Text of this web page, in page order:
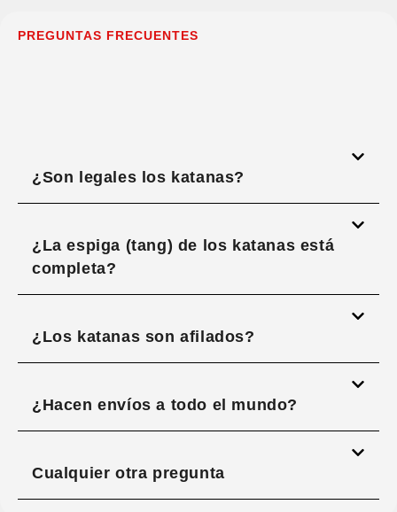
PREGUNTAS FRECUENTES
¿Son legales los katanas?
¿La espiga (tang) de los katanas está
completa?
¿Los katanas son afilados?
¿Hacen envíos a todo el mundo?
Cualquier otra pregunta